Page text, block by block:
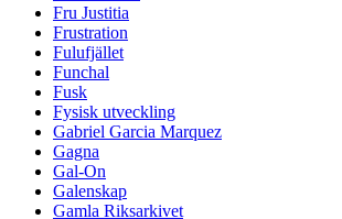
Fru Justitia
Frustration
Fulufjället
Funchal
Fusk
Fysisk utveckling
Gabriel Garcia Marquez
Gagna
Gal-On
Galenskap
Gamla Riksarkivet